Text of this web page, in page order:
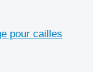
pour cailles